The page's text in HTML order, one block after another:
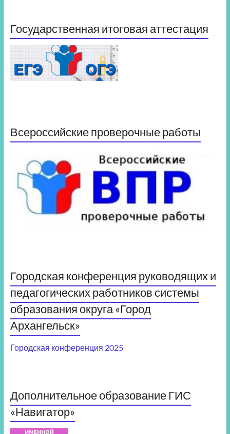
Государственная итоговая аттестация
Всероссийские проверочные работы
Городская конференция руководящих и
педагогических работников системы
образования округа «Город
Архангельск»
Городская конференция 2025
Дополнительное образование ГИС
«Навигатор»